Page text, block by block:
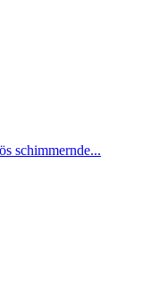
schimmernde...